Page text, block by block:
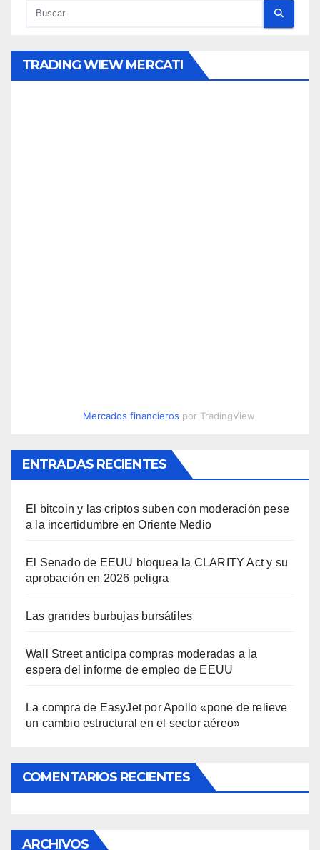
TRADING WIEW MERCATI
Mercados financieros por TradingView
ENTRADAS RECIENTES
El bitcoin y las criptos suben con moderación pese
a la incertidumbre en Oriente Medio
El Senado de EEUU bloquea la CLARITY Act y su
aprobación en 2026 peligra
Las grandes burbujas bursátiles
Wall Street anticipa compras moderadas a la
espera del informe de empleo de EEUU
La compra de EasyJet por Apollo «pone de relieve
un cambio estructural en el sector aéreo»
COMENTARIOS RECIENTES
ARCHIVOS